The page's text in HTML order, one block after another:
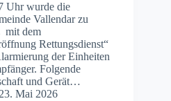
Uhr wurde die
Vallendar zu
mit dem
Rettungsdienst“
der Einheiten
Folgende
und Gerät…
23. Mai 2026